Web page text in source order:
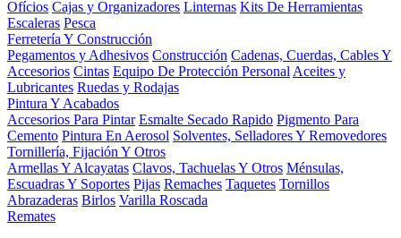
Ofícios Cajas y Organizadores Linternas Kits De Herramientas
Escaleras Pesca
Ferretería Y Construcción
Pegamentos y Adhesivos Construcción Cadenas, Cuerdas, Cables Y
Accesorios Cintas Equipo De Protección Personal Aceites y
Lubricantes Ruedas y Rodajas
Pintura Y Acabados
Accesorios Para Pintar Esmalte Secado Rapido Pigmento Para
Cemento Pintura En Aerosol Solventes, Selladores Y Removedores
Tornillería, Fijación Y Otros
Armellas Y Alcayatas Clavos, Tachuelas Y Otros Ménsulas,
Escuadras Y Soportes Pijas Remaches Taquetes Tornillos
Abrazaderas Birlos Varilla Roscada
Remates